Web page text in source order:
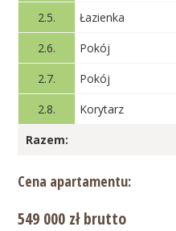
2.5. Łazienka
2.6. Pokój
2.7. Pokój
2.8. Korytarz
Razem:
Cena apartamentu:
549 000 zł brutto